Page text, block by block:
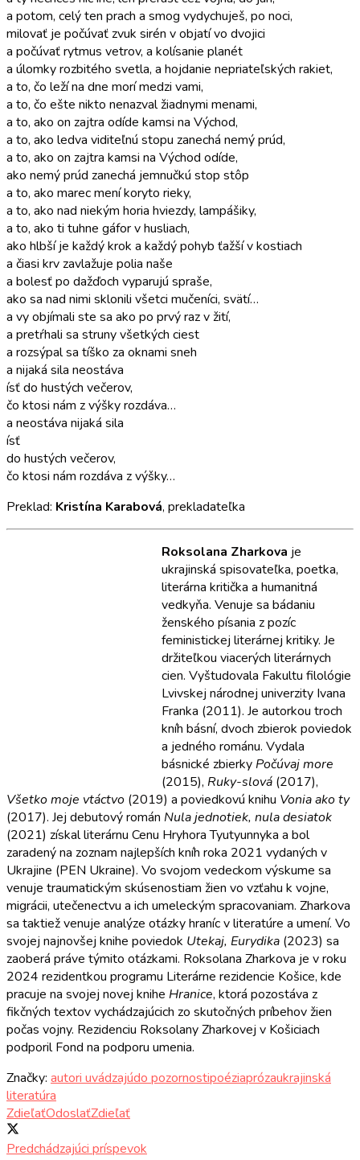
a potom, celý ten prach a smog vydychuješ, po noci,
milovať je počúvať zvuk sirén v objatí vo dvojici
a počúvať rytmus vetrov, a kolísanie planét
a úlomky rozbitého svetla, a hojdanie nepriateľských rakiet,
a to, čo leží na dne morí medzi vami,
a to, čo ešte nikto nenazval žiadnymi menami,
a to, ako on zajtra odíde kamsi na Východ,
a to, ako ledva viditeľnú stopu zanechá nemý prúd,
a to, ako on zajtra kamsi na Východ odíde,
ako nemý prúd zanechá jemnučkú stop stôp
a to, ako marec mení koryto rieky,
a to, ako nad niekým horia hviezdy, lampášiky,
a to, ako ti tuhne gáfor v husliach,
ako hlbší je každý krok a každý pohyb ťažší v kostiach
a čiasi krv zavlažuje polia naše
a bolesť po dažďoch vyparujú spraše,
ako sa nad nimi sklonili všetci mučeníci, svätí…
a vy objímali ste sa ako po prvý raz v žití,
a pretŕhali sa struny všetkých ciest
a rozsýpal sa tíško za oknami sneh
a nijaká sila neostáva
ísť do hustých večerov,
čo ktosi nám z výšky rozdáva…
a neostáva nijaká sila
ísť
do hustých večerov,
čo ktosi nám rozdáva z výšky…
Preklad: Kristína Karabová, prekladateľka
Roksolana Zharkova je
ukrajinská spisovateľka, poetka,
literárna kritička a humanitná
vedkyňa. Venuje sa bádaniu
ženského písania z pozíc
feministickej literárnej kritiky. Je
držiteľkou viacerých literárnych
cien. Vyštudovala Fakultu filológie
Lvivskej národnej univerzity Ivana
Franka (2011). Je autorkou troch
kníh básní, dvoch zbierok poviedok
a jedného románu. Vydala
básnické zbierky Počúvaj more
(2015), Ruky-slová(2017),
Všetko moje vtáctvo (2019) a poviedkovú knihu Vonia ako ty
(2017). Jej debutový román Nula jednotiek, nula desiatok
(2021) získal literárnu Cenu Hryhora Tyutyunnyka a bol
zaradený na zoznam najlepších kníh roka 2021 vydaných v
Ukrajine (PEN Ukraine). Vo svojom vedeckom výskume sa
venuje traumatickým skúsenostiam žien vo vzťahu k vojne,
migrácii, utečenectvu a ich umeleckým spracovaniam. Zharkova
sa taktiež venuje analýze otázky hraníc v literatúre a umení. Vo
svojej najnovšej knihe poviedok Utekaj, Eurydika (2023) sa
zaoberá práve týmito otázkami. Roksolana Zharkova je v roku
2024 rezidentkou programu Literárne rezidencie Košice, kde
pracuje na svojej novej knihe Hranice, ktorá pozostáva z
fikčných textov vychádzajúcich zo skutočných príbehov žien
počas vojny. Rezidenciu Roksolany Zharkovej v Košiciach
podporil Fond na podporu umenia.
Značky: autori uvádzajúdo pozornostipoéziaprózaukrajinská
literatúra
ZdieľaťOdoslaťZdieľať
Predchádzajúci príspevok